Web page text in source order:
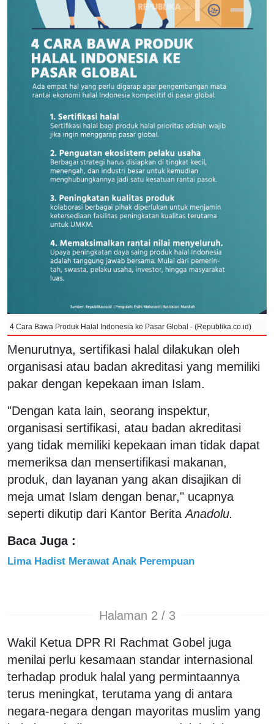
4 Cara Bawa Produk Halal Indonesia ke Pasar Global - (Republika.co.id)
Menurutnya, sertifikasi halal dilakukan oleh
organisasi atau badan akreditasi yang memiliki
pakar dengan kepekaan iman Islam.
"Dengan kata lain, seorang inspektur,
organisasi sertifikasi, atau badan akreditasi
yang tidak memiliki kepekaan iman tidak dapat
memeriksa dan mensertifikasi makanan,
produk, dan layanan yang akan disajikan di
meja umat Islam dengan benar," ucapnya
seperti dikutip dari Kantor BeritaAnadolu.
Baca Juga :
Lima Hadist Merawat Anak Perempuan
Halaman 2 / 3
Wakil Ketua DPR RI Rachmat Gobel juga
menilai perlu kesamaan standar internasional
terhadap produk halal yang permintaannya
terus meningkat, terutama yang di antara
negara-negara dengan mayoritas muslim yang